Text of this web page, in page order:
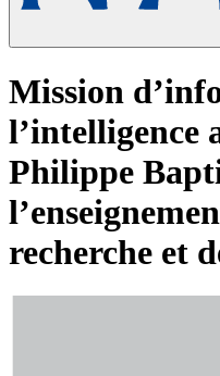
Mission
Philippe
recherche et